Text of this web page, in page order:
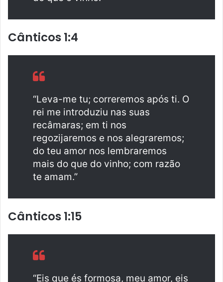
Cânticos 1:4
“Leva-me tu; correremos após ti. O
rei me introduziu nas suas
recâmaras; em ti nos
regozijaremos e nos alegraremos;
do teu amor nos lembraremos
mais do que do vinho; com razão
te amam.”
Cânticos 1:15
“Eis que és formosa, meu amor, eis